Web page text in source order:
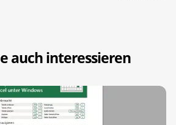
auch interessieren